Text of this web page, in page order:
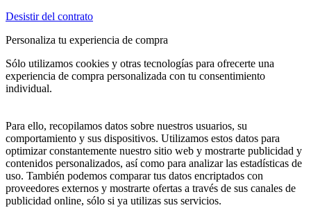
Desistir del contrato
Personaliza tu experiencia de compra
Sólo utilizamos cookies y otras tecnologías para ofrecerte una
experiencia de compra personalizada con tu consentimiento
individual.
Para ello, recopilamos datos sobre nuestros usuarios, su
comportamiento y sus dispositivos. Utilizamos estos datos para
optimizar constantemente nuestro sitio web y mostrarte publicidad y
contenidos personalizados, así como para analizar las estadísticas de
uso. También podemos comparar tus datos encriptados con
proveedores externos y mostrarte ofertas a través de sus canales de
publicidad online, sólo si ya utilizas sus servicios.